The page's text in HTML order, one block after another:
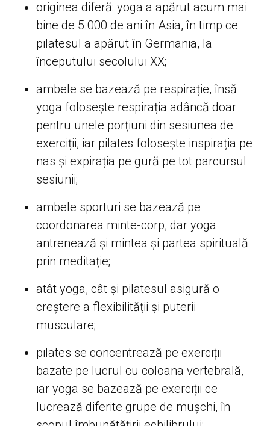
originea diferă: yoga a apărut acum mai
bine de 5.000 de ani în Asia, în timp ce
pilatesul a apărut în Germania, la
începutului secolului XX;
ambele se bazează pe respirație, însă
yoga folosește respirația adâncă doar
pentru unele porțiuni din sesiunea de
exerciții, iar pilates folosește inspirația pe
nas și expirația pe gură pe tot parcursul
sesiunii;
ambele sporturi se bazează pe
coordonarea minte-corp, dar yoga
antrenează și mintea și partea spirituală
prin meditație;
atât yoga, cât și pilatesul asigură o
creștere a flexibilității și puterii
musculare;
pilates se concentrează pe exerciții
bazate pe lucrul cu coloana vertebrală,
iar yoga se bazează pe exerciții ce
lucrează diferite grupe de mușchi, în